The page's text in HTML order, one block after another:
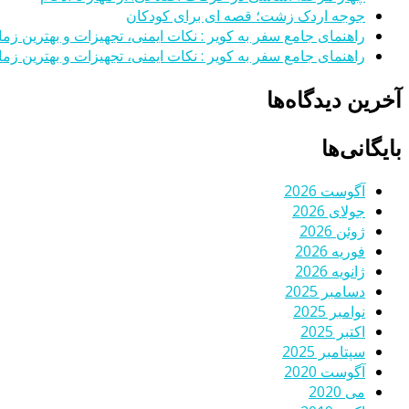
جوجه اردک زشت؛ قصه ای برای کودکان
راهنمای جامع سفر به کویر : نکات ایمنی، تجهیزات و بهترین
راهنمای جامع سفر به کویر : نکات ایمنی، تجهیزات و بهترین
آخرین دیدگاه‌ها
بایگانی‌ها
آگوست 2026
جولای 2026
ژوئن 2026
فوریه 2026
ژانویه 2026
دسامبر 2025
نوامبر 2025
اکتبر 2025
سپتامبر 2025
آگوست 2020
می 2020